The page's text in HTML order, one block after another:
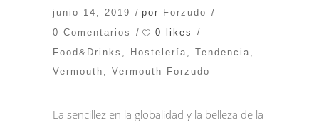
junio 14, 2019 por Forzudo
0 Comentarios
0 likes
Food&Drinks
Hostelería Tendencia
Vermouth
Vermouth Forzudo
La sencillez en la globalidad y la belleza de la